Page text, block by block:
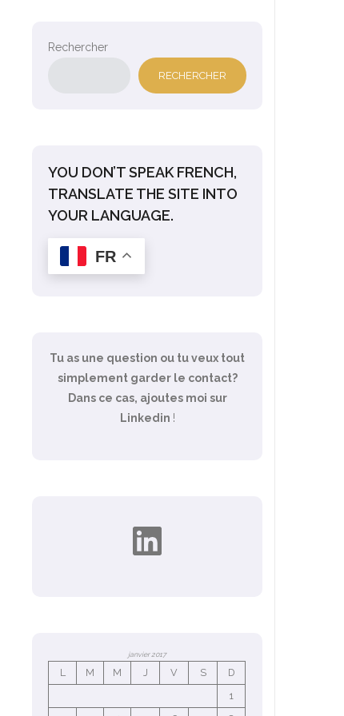
Rechercher
RECHERCHER
YOU DON’T SPEAK FRENCH,
TRANSLATE THE SITE INTO
YOUR LANGUAGE.
FR
Tu as une question ou tu veux tout
simplement garder le contact?
Dans ce cas, ajoutes moi sur
Linkedin !
janvier 2017
L M M J V S
D
1